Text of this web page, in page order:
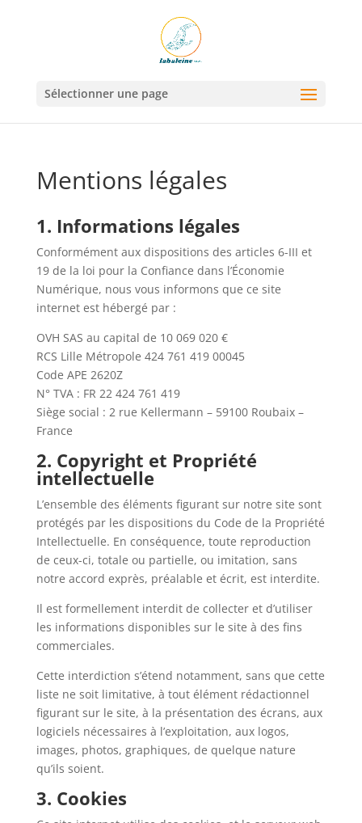
Sélectionner une page
Mentions légales
1. Informations légales
Conformément aux dispositions des articles 6-III et
19 de la loi pour la Confiance dans l’Économie
Numérique, nous vous informons que ce site
internet est hébergé par :
OVH SAS au capital de 10 069 020 €
RCS Lille Métropole 424 761 419 00045
Code APE 2620Z
N° TVA : FR 22 424 761 419
Siège social : 2 rue Kellermann – 59100 Roubaix –
France
2. Copyright et Propriété
intellectuelle
L’ensemble des éléments figurant sur notre site sont
protégés par les dispositions du Code de la Propriété
Intellectuelle. En conséquence, toute reproduction
de ceux-ci, totale ou partielle, ou imitation, sans
notre accord exprès, préalable et écrit, est interdite.
Il est formellement interdit de collecter et d’utiliser
les informations disponibles sur le site à des fins
commerciales.
Cette interdiction s’étend notamment, sans que cette
liste ne soit limitative, à tout élément rédactionnel
figurant sur le site, à la présentation des écrans, aux
logiciels nécessaires à l’exploitation, aux logos,
images, photos, graphiques, de quelque nature
qu’ils soient.
3. Cookies